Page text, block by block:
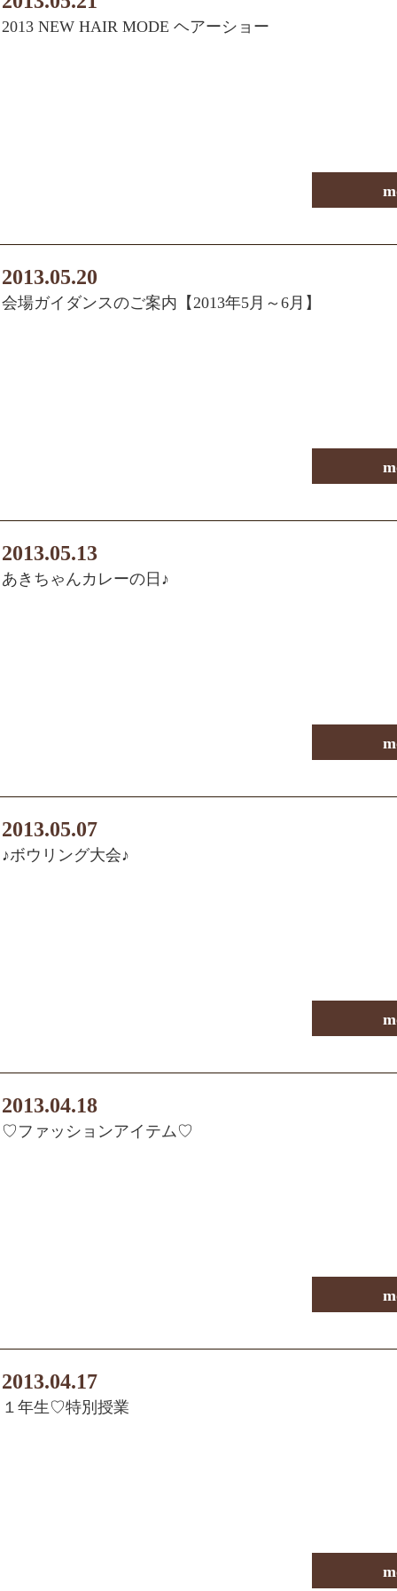
2013 NEW HAIR MODE ヘアーショー
2013.05.20
会場ガイダンスのご案内【2013年5月～6月】
2013.05.13
あきちゃんカレーの日♪
2013.05.07
♪ボウリング大会♪
2013.04.18
♡ファッションアイテム♡
2013.04.17
１年生♡特別授業